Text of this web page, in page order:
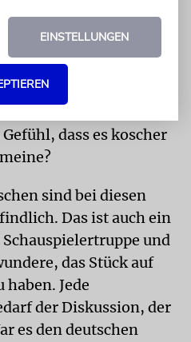
und der Problematik
auf der Bühne war.
Vergnügen lauthals
dass es koscher
sind bei diesen
Das ist auch ein
und
das Stück auf
haben. Jede
der Diskussion, der
es den deutschen
EINSTELLUNGEN